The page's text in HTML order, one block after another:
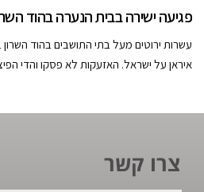
פגיעה ישירה בבית הנערה בהוד
עשרות ירוטים מעל בתי התושבים בהוד
איראן על ישראל. האזעקות לא פסקו והדי
צרו קשר